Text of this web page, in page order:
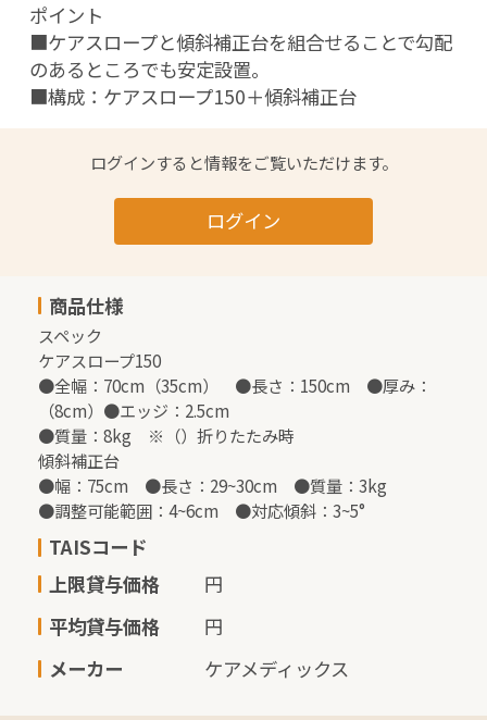
ポイント
■ケアスロープと傾斜補正台を組合せることで勾配
のあるところでも安定設置。
■構成：ケアスロープ150＋傾斜補正台
ログインすると情報をご覧いただけます。
ログイン
商品仕様
スペック
ケアスロープ150
●全幅：70cm（35cm）　●長さ：150cm　●厚み：
（8cm）●エッジ：2.5cm
●質量：8kg　※（）折りたたみ時
傾斜補正台
●幅：75cm　●長さ：29~30cm　●質量：3kg
●調整可能範囲：4~6cm　●対応傾斜：3~5°
TAISコード
上限貸与価格
円
平均貸与価格
円
メーカー
ケアメディックス